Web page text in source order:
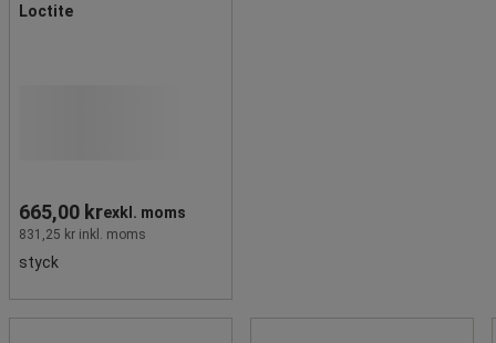
Loctite
665,00 krexkl. moms
831,25 kr inkl. moms
styck